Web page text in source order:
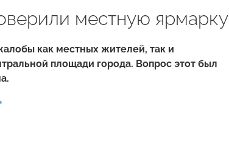
местную ярмарку
как местных жителей, так и
площади города. Вопрос этот был